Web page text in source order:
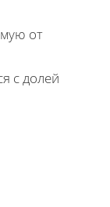
от
с долей